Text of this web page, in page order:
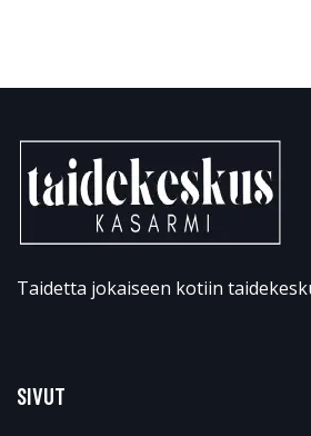
Taidetta jokaiseen kotiin
SIVUT